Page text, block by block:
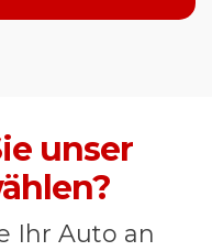
unser
Ihr Auto an